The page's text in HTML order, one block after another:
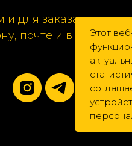
Этот
для заказа
почте и в соцсетях.